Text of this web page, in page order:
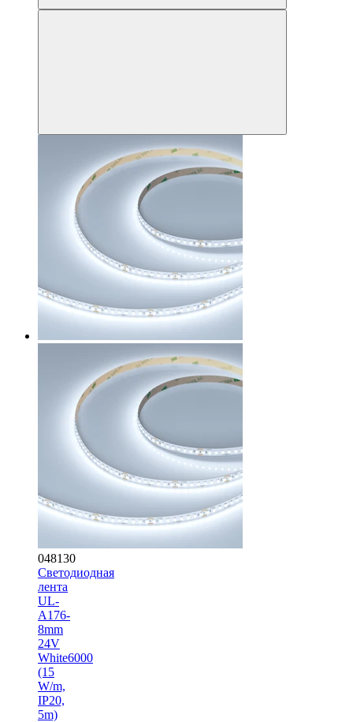
048130
Светодиодная
лента
UL-
A176-
8mm
24V
White6000
(15
W/m,
IP20,
5m)